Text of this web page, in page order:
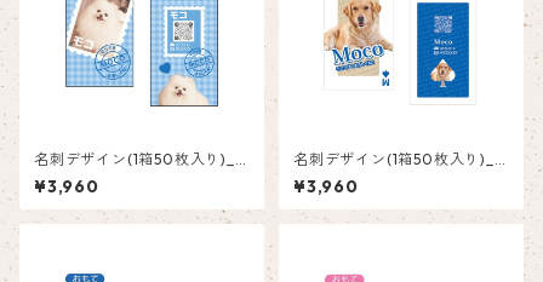
名刺デザイン(1箱50枚入り)_
切手_PS002
¥3,960
名刺デザイン(1箱50枚入り)_
トランプ_TRB002
¥3,960